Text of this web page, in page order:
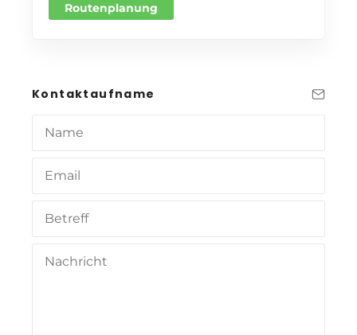
Routenplanung
Kontaktaufname